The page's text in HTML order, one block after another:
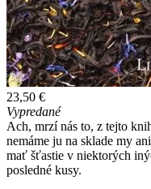
23,50 €
Vypredané
Ach, mrzí nás to, z tejto
nemáme ju na sklade my
mať šťastie v niektorých
posledné kusy.